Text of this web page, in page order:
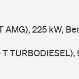
225 kW,